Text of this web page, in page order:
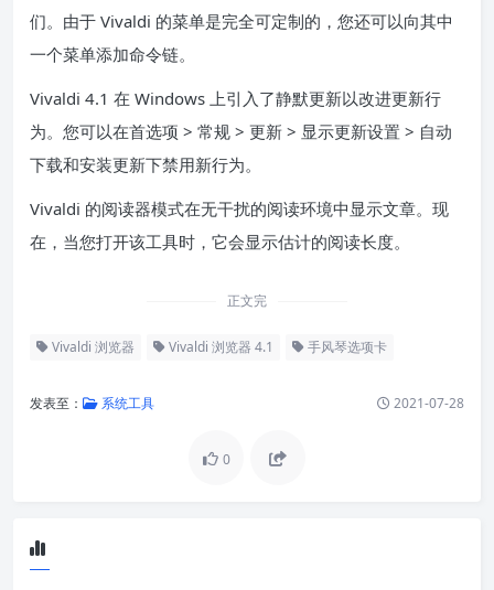
们。由于 Vivaldi 的菜单是完全可定制的，您还可以向其中
一个菜单添加命令链。
Vivaldi 4.1 在 Windows 上引入了静默更新以改进更新行
为。您可以在首选项 > 常规 > 更新 > 显示更新设置 > 自动
下载和安装更新下禁用新行为。
Vivaldi 的阅读器模式在无干扰的阅读环境中显示文章。现
在，当您打开该工具时，它会显示估计的阅读长度。
正文完
Vivaldi 浏览器 Vivaldi 浏览器 4.1 手风琴选项卡
发表至： 系统工具 2021-07-28
0